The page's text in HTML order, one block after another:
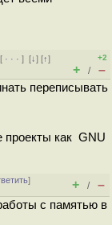
· · ·][↓] [↑]
+2
+ / –
переписывать
проекты как GNU
]
+ / –
с памятью в